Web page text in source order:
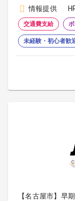
情報提供
交通費支給
未経験・初心者歓
【名古屋市】早